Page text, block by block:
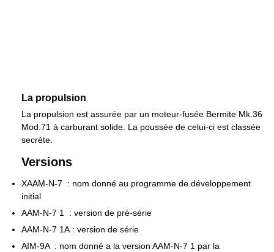
La propulsion
La propulsion est assurée par un moteur-fusée Bermite Mk.36
Mod.71 à carburant solide. La poussée de celui-ci est classée
secrète.
Versions
XAAM-N-7 : nom donné au programme de développement
initial
AAM-N-7 1 : version de pré-série
AAM-N-7 1A : version de série
AIM-9A : nom donné a la version AAM-N-7 1 par la